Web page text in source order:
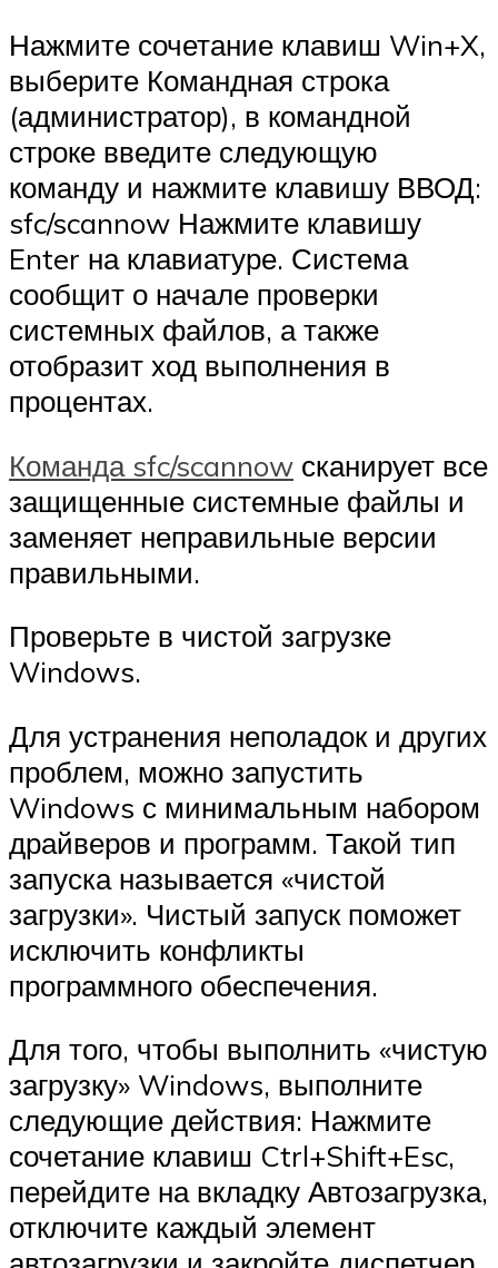
Нажмите сочетание клавиш Win+X,
выберите Командная строка
(администратор), в командной
строке введите следующую
команду и нажмите клавишу ВВОД:
sfc/scannow Нажмите клавишу
Enter на клавиатуре. Система
сообщит о начале проверки
системных файлов, а также
отобразит ход выполнения в
процентах.
Команда sfc/scannow сканирует все
защищенные системные файлы и
заменяет неправильные версии
правильными.
Проверьте в чистой загрузке
Windows.
Для устранения неполадок и других
проблем, можно запустить
Windows с минимальным набором
драйверов и программ. Такой тип
запуска называется «чистой
загрузки». Чистый запуск поможет
исключить конфликты
программного обеспечения.
Для того, чтобы выполнить «чистую
загрузку» Windows, выполните
следующие действия: Нажмите
сочетание клавиш Ctrl+Shift+Esc,
перейдите на вкладку Автозагрузка,
отключите каждый элемент